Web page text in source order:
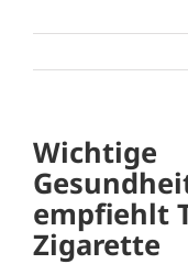
Wichtige
empfiehlt
Zigarette